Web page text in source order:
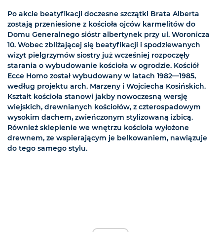
Po akcie beatyfikacji doczesne szczątki Brata Alberta
zostają przeniesione z kościoła ojców karmelitów do
Domu Generalnego sióstr albertynek przy ul. Woronicza
10. Wobec zbliżającej się beatyfikacji i spodziewanych
wizyt pielgrzymów siostry już wcześniej rozpoczęły
starania o wybudowanie kościoła w ogrodzie. Kościół
Ecce Homo został wybudowany w latach 1982—1985,
według projektu arch. Marzeny i Wojciecha Kosińskich.
Kształt kościoła stanowi jakby nowoczesną wersję
wiejskich, drewnianych kościołów, z czterospadowym
wysokim dachem, zwieńczonym stylizowaną izbicą.
Również sklepienie we wnętrzu kościoła wyłożone
drewnem, ze wspierającym je belkowaniem, nawiązuje
do tego samego stylu.